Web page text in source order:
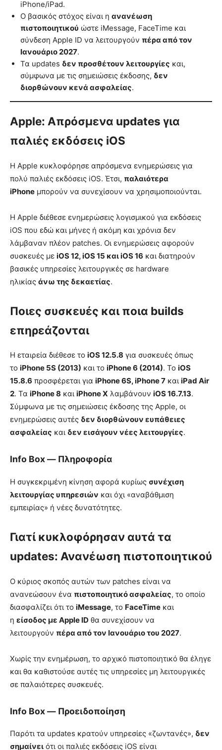
iPhone/iPad.
Ο βασικός στόχος είναι η ανανέωση
πιστοποιητικού ώστε iMessage, FaceTime και
σύνδεση Apple ID να λειτουργούν πέρα από τον
Ιανουάριο 2027.
Τα updates δεν προσθέτουν λειτουργίες και,
σύμφωνα με τις σημειώσεις έκδοσης, δεν
διορθώνουν κενά ασφαλείας.
Apple: Απρόσμενα updates για
παλιές εκδόσεις iOS
Η Apple κυκλοφόρησε απρόσμενα ενημερώσεις για
πολύ παλιές εκδόσεις iOS. Έτσι, παλαιότερα
iPhone μπορούν να συνεχίσουν να χρησιμοποιούνται.
Η Apple διέθεσε ενημερώσεις λογισμικού για εκδόσεις
iOS που εδώ και μήνες ή ακόμη και χρόνια δεν
λάμβαναν πλέον patches. Οι ενημερώσεις αφορούν
συσκευές με iOS 12, iOS 15 και iOS 16 και διατηρούν
βασικές υπηρεσίες λειτουργικές σε hardware
ηλικίας άνω της δεκαετίας.
Ποιες συσκευές και ποια builds
επηρεάζονται
Η εταιρεία διέθεσε το iOS 12.5.8 για συσκευές όπως
το iPhone 5S (2013) και το iPhone 6 (2014). Το iOS
15.8.6 προσφέρεται για iPhone 6S, iPhone 7 και iPad Air
2. Τα iPhone 8 και iPhone X λαμβάνουν iOS 16.7.13.
Σύμφωνα με τις σημειώσεις έκδοσης της Apple, οι
ενημερώσεις αυτές δεν διορθώνουν ευπάθειες
ασφαλείας και δεν εισάγουν νέες λειτουργίες.
Info Box — Πληροφορία
Η συγκεκριμένη κίνηση αφορά κυρίως συνέχιση
λειτουργίας υπηρεσιών και όχι «αναβάθμιση
εμπειρίας» ή νέες δυνατότητες.
Γιατί κυκλοφόρησαν αυτά τα
updates: Ανανέωση πιστοποιητικού
Ο κύριος σκοπός αυτών των patches είναι να
ανανεώσουν ένα πιστοποιητικό ασφαλείας, το οποίο
διασφαλίζει ότι το iMessage, το FaceTime και
η είσοδος με Apple ID θα συνεχίσουν να
λειτουργούν πέρα από τον Ιανουάριο του 2027.
Χωρίς την ενημέρωση, το αρχικό πιστοποιητικό θα έληγε
και θα καθιστούσε αυτές τις υπηρεσίες μη λειτουργικές
σε παλαιότερες συσκευές.
Info Box — Προειδοποίηση
Παρότι τα updates κρατούν υπηρεσίες «ζωντανές», δεν
σημαίνει ότι οι παλιές εκδόσεις iOS είναι